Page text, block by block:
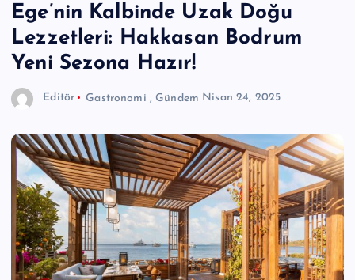
Ege’nin Kalbinde Uzak Doğu
Lezzetleri: Hakkasan Bodrum
Yeni Sezona Hazır!
Editör Gastronomi , Gündem Nisan 24, 2025